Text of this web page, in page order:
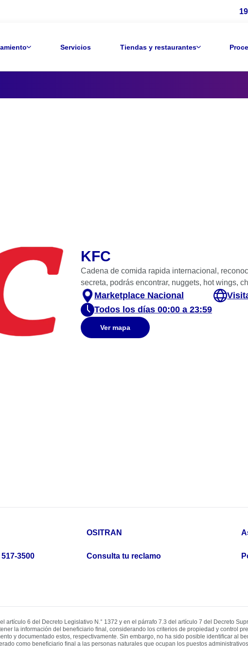
Servicios Tiendas y restaurantes
KFC
Cadena de comida rapida internacional,
secreta, podrás encontrar, nuggets, hot wings,
Marketplace Nacional
Todos los días 00:00 a 23:59
Ver mapa
OSITRAN
3500 Consulta tu reclamo
6 del Decreto Legislativo N.° 1372 y en el párrafo 7.3 del artículo 7 del Decreto
la información del beneﬁciario ﬁnal, considerando los criterios de propiedad y control
y documentado estos, respectivamente. Sin embargo, no ha sido posible identiﬁcar al
como beneﬁciario ﬁnal a las personas naturales que ocupan los puestos